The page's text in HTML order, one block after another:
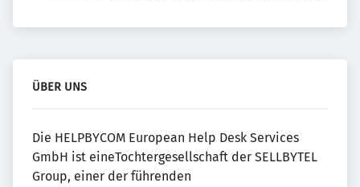
ÜBER UNS
Die HELPBYCOM European Help Desk Services
GmbH ist eineTochtergesellschaft der SELLBYTEL
Group, einer der führenden